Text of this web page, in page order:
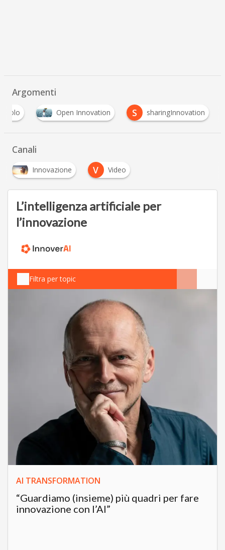
Argomenti
Open Innovation S sharingInnovation
Canali
Innovazione V Video
L’intelligenza artificiale per
l’innovazione
Filtra per topic
AI TRANSFORMATION
“Guardiamo (insieme) più quadri per fare
innovazione con l’AI”